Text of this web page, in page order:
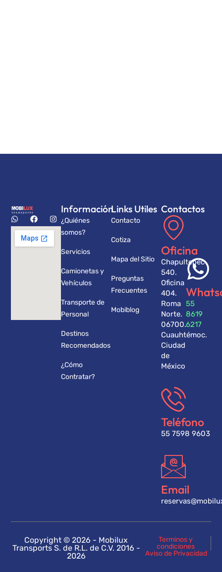
Información
¿Quiénes
somos?
Servicios
Camionetas y
Vehículos
Transporte de
Personal
Destinos
Recomendados
¿Cómo
Contratar?
Links Utiles
Contacto
Cotiza
Mapa del Sitio
Preguntas
Frecuentes
Mobiblog
Contactos
Oficina
Chapultepec
540.
Oficina
404.
Roma
Norte.
06700.
Cuauhtémoc.
Ciudad
de
México
55
8619
6217
Teléfono
55 7598 9603
Email
Copyright © 2026 - Mobilux
Transports S. de R.L. de C.V. 2016 -
2026
Terminos y
condiciones
Aviso de Privacidad